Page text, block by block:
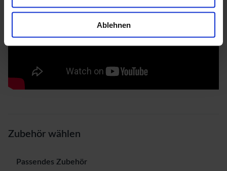
Ablehnen
Zubehör wählen
Passendes Zubehör